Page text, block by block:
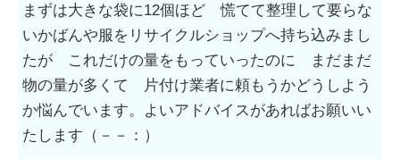
まずは大きな袋に12個ほど 慌てて整理して要らな
いかばんや服をリサイクルショップへ持ち込みまし
たが これだけの量をもっていったのに まだまだ
物の量が多くて 片付け業者に頼もうかどうしよう
か悩んでいます。よいアドバイスがあればお願いい
たします（－－：）